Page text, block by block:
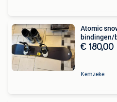
Atomic
bindingen/
€ 180,00
Kemzeke